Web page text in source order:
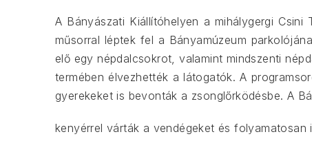
A Bányászati Kiállítóhelyen a mihálygergi
műsorral léptek fel a Bányamúzeum
elő egy népdalcsokrot, valamint mindszenti
termében élvezhették a látogatók. A
gyerekeket is bevonták a zsonglőrködésbe. A
kenyérrel várták a vendégeket és
ELŐZŐ